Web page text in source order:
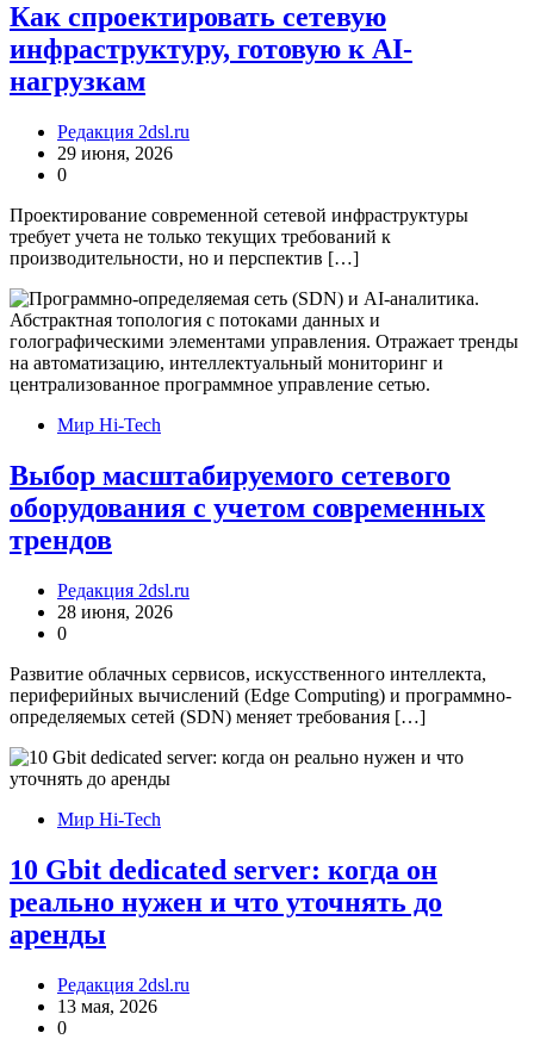
Как спроектировать сетевую
инфраструктуру, готовую к AI-
нагрузкам
Редакция 2dsl.ru
29 июня, 2026
0
Проектирование современной сетевой инфраструктуры
требует учета не только текущих требований к
производительности, но и перспектив […]
Мир Hi-Tech
Выбор масштабируемого сетевого
оборудования с учетом современных
трендов
Редакция 2dsl.ru
28 июня, 2026
0
Развитие облачных сервисов, искусственного интеллекта,
периферийных вычислений (Edge Computing) и программно-
определяемых сетей (SDN) меняет требования […]
Мир Hi-Tech
10 Gbit dedicated server: когда он
реально нужен и что уточнять до
аренды
Редакция 2dsl.ru
13 мая, 2026
0